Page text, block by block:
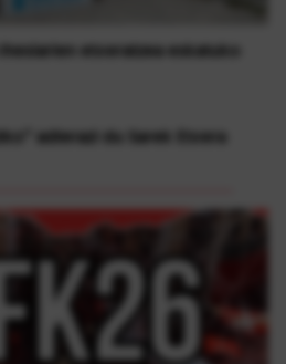
etxeratzea eskatuko
adierazi du Sarek Etxera